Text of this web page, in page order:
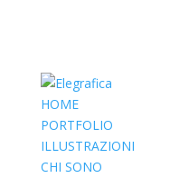
HOME
PORTFOLIO
ILLUSTRAZIONI
CHI SONO